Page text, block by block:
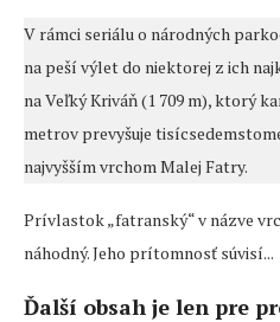
V rámci seriálu o národných
na peší výlet do niektorej z ich
na Veľký Kriváň (1 709 m), ktorý
metrov prevyšuje
najvyšším vrchom Malej Fatry.
Prívlastok „fatranský“ v názve
náhodný. Jeho prítomnosť súvisí...
Ďalší obsah je len pre